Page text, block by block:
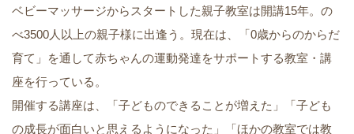
ベビーマッサージからスタートした親子教室は開講15年。の
べ3500人以上の親子様に出逢う。現在は、「0歳からのからだ
育て」を通して赤ちゃんの運動発達をサポートする教室・講
座を行っている。
開催する講座は、「子どものできることが増えた」「子ども
の成長が面白いと思えるようになった」「ほかの教室では教